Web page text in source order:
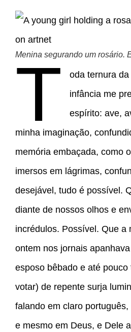
Menina segurando um rosário.
T
oda ternura
infância me
espírito: ave,
minha imaginação,
memória embaçada, como
imersos em lágrimas,
desejável, tudo é possível.
diante de nossos olhos e
incrédulos. Possível. Que a
ontem nos jornais
esposo bêbado e até
votar) de repente surja
falando em claro
e mesmo em Deus, e Dele